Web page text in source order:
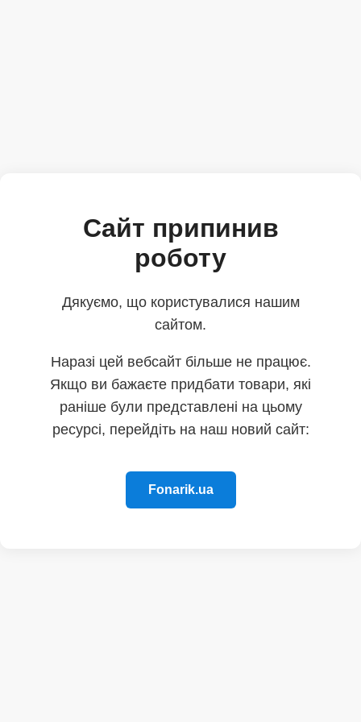
Сайт припинив
роботу
Дякуємо, що користувалися нашим
сайтом.
Наразі цей вебсайт більше не працює.
Якщо ви бажаєте придбати товари, які
раніше були представлені на цьому
ресурсі, перейдіть на наш новий сайт:
Fonarik.ua